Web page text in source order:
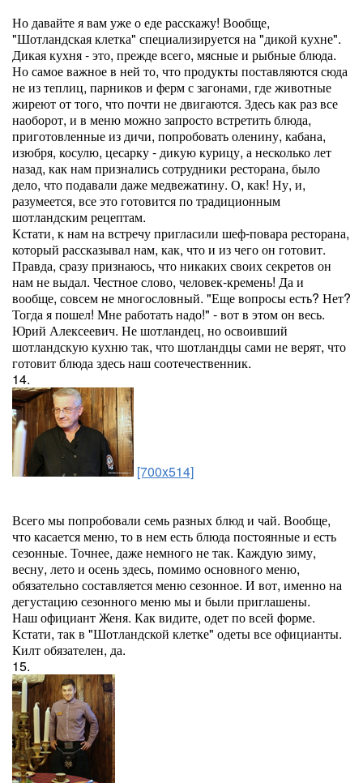
Но давайте я вам уже о еде расскажу! Вообще,
"Шотландская клетка" специализируется на "дикой кухне".
Дикая кухня - это, прежде всего, мясные и рыбные блюда.
Но самое важное в ней то, что продукты поставляются сюда
не из теплиц, парников и ферм с загонами, где животные
жиреют от того, что почти не двигаются. Здесь как раз все
наоборот, и в меню можно запросто встретить блюда,
приготовленные из дичи, попробовать оленину, кабана,
изюбря, косулю, цесарку - дикую курицу, а несколько лет
назад, как нам признались сотрудники ресторана, было
дело, что подавали даже медвежатину. О, как! Ну, и,
разумеется, все это готовится по традиционным
шотландским рецептам.
Кстати, к нам на встречу пригласили шеф-повара ресторана,
который рассказывал нам, как, что и из чего он готовит.
Правда, сразу признаюсь, что никаких своих секретов он
нам не выдал. Честное слово, человек-кремень! Да и
вообще, совсем не многословный. "Еще вопросы есть? Нет?
Тогда я пошел! Мне работать надо!" - вот в этом он весь.
Юрий Алексеевич. Не шотландец, но освоивший
шотландскую кухню так, что шотландцы сами не верят, что
готовит блюда здесь наш соотечественник.
14.
[700x514]
Всего мы попробовали семь разных блюд и чай. Вообще,
что касается меню, то в нем есть блюда постоянные и есть
сезонные. Точнее, даже немного не так. Каждую зиму,
весну, лето и осень здесь, помимо основного меню,
обязательно составляется меню сезонное. И вот, именно на
дегустацию сезонного меню мы и были приглашены.
Наш официант Женя. Как видите, одет по всей форме.
Кстати, так в "Шотландской клетке" одеты все официанты.
Килт обязателен, да.
15.